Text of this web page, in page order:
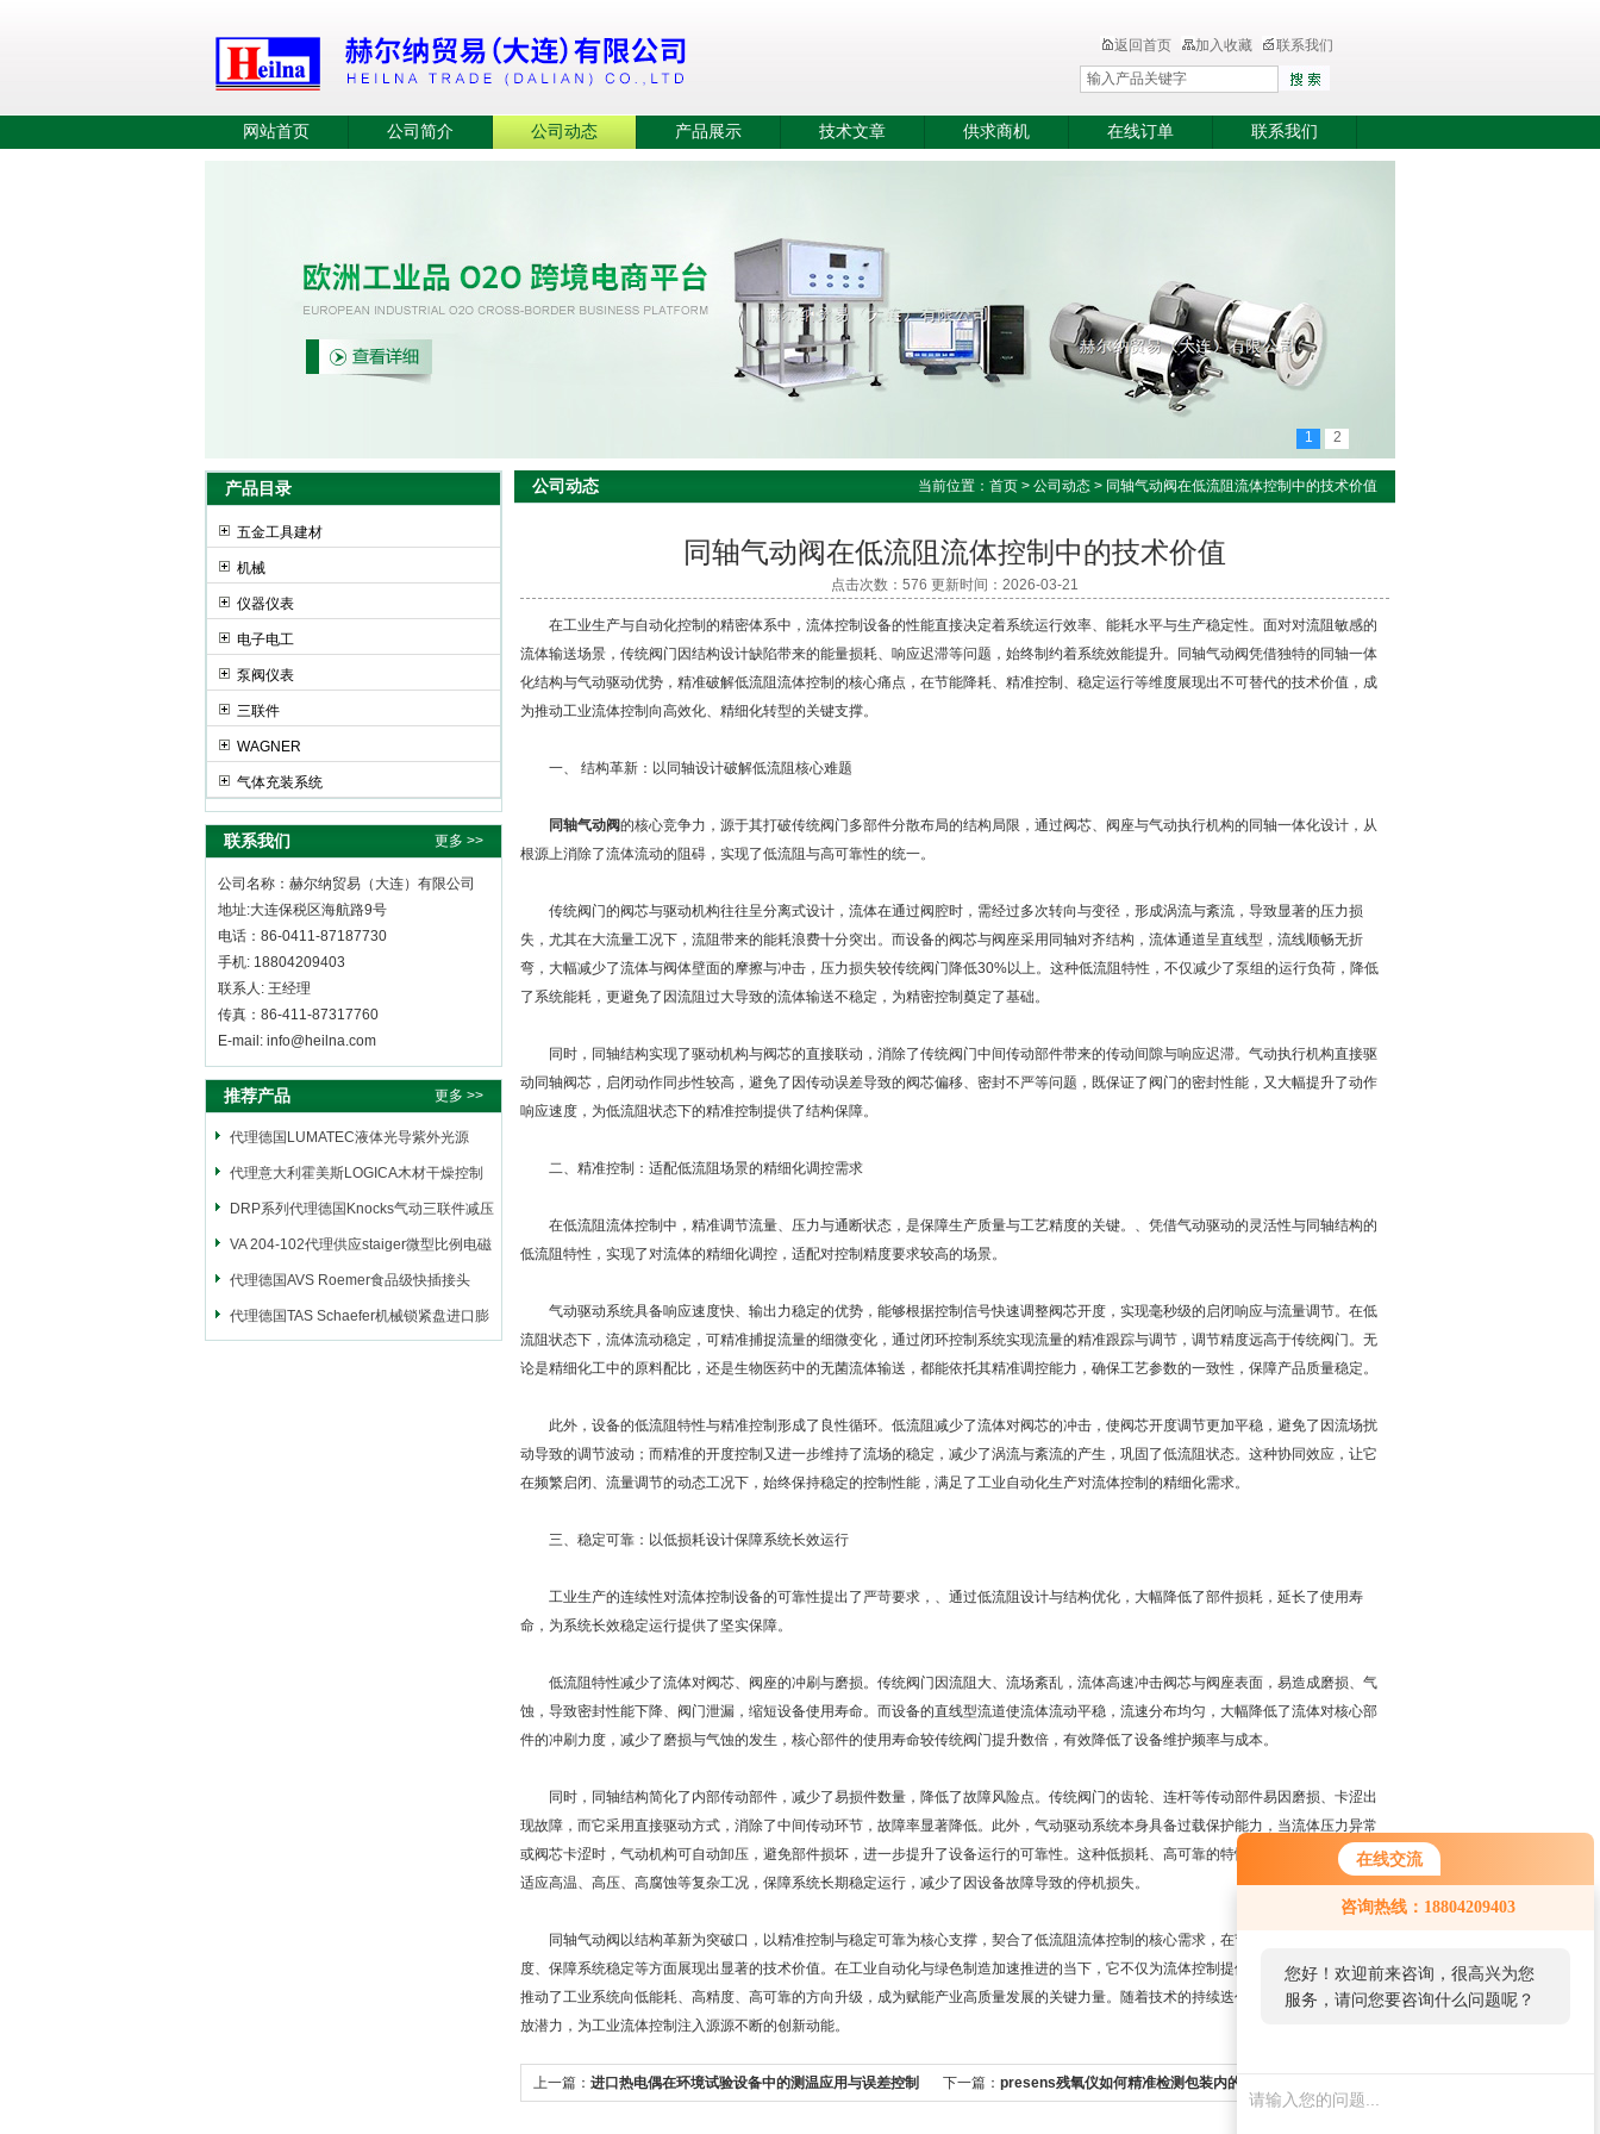
在线交流
咨询热线：18804209403
您好！欢迎前来咨询，很高兴为您
服务，请问您要咨询什么问题呢？
赫尔纳贸易（大连）有限公司
返回首页 加入收藏 联系我们
网站首页 公司简介 公司动态 产品展示 技术文章 供求商机 在线订单 联系我们
1 2
产品目录
五金工具建材
机械
仪器仪表
电子电工
泵阀仪表
三联件
WAGNER
气体充装系统
联系我们 更多 >>
公司名称：赫尔纳贸易（大连）有限公司
地址:大连保税区海航路9号
电话：86-0411-87187730
手机: 18804209403
联系人: 王经理
传真：86-411-87317760
E-mail: info@heilna.com
推荐产品 更多 >>
代理德国LUMATEC液体光导紫外光源
代理意大利霍美斯LOGICA木材干燥控制
仪
DRP系列代理德国Knocks气动三联件减压
阀
VA 204-102代理供应staiger微型比例电磁
阀
代理德国AVS Roemer食品级快插接头
代理德国TAS Schaefer机械锁紧盘进口膨
公司动态 当前位置： 首页 > 公司动态 > 同轴气动阀在低流阻流体控制中的技术价值
同轴气动阀在低流阻流体控制中的技术价值
点击次数：576 更新时间：2026-03-21
在工业生产与自动化控制的精密体系中，流体控制设备的性能直接决定着系统运行效率、能耗水平与生产稳定性。面对对流阻敏感的
流体输送场景，传统阀门因结构设计缺陷带来的能量损耗、响应迟滞等问题，始终制约着系统效能提升。同轴气动阀凭借独特的同轴一体
化结构与气动驱动优势，精准破解低流阻流体控制的核心痛点，在节能降耗、精准控制、稳定运行等维度展现出不可替代的技术价值，成
为推动工业流体控制向高效化、精细化转型的关键支撑。
一、 结构革新：以同轴设计破解低流阻核心难题
同轴气动阀的核心竞争力，源于其打破传统阀门多部件分散布局的结构局限，通过阀芯、阀座与气动执行机构的同轴一体化设计，从
根源上消除了流体流动的阻碍，实现了低流阻与高可靠性的统一。
传统阀门的阀芯与驱动机构往往呈分离式设计，流体在通过阀腔时，需经过多次转向与变径，形成涡流与紊流，导致显著的压力损
失，尤其在大流量工况下，流阻带来的能耗浪费十分突出。而设备的阀芯与阀座采用同轴对齐结构，流体通道呈直线型，流线顺畅无折
弯，大幅减少了流体与阀体壁面的摩擦与冲击，压力损失较传统阀门降低30%以上。这种低流阻特性，不仅减少了泵组的运行负荷，降低
了系统能耗，更避免了因流阻过大导致的流体输送不稳定，为精密控制奠定了基础。
同时，同轴结构实现了驱动机构与阀芯的直接联动，消除了传统阀门中间传动部件带来的传动间隙与响应迟滞。气动执行机构直接驱
动同轴阀芯，启闭动作同步性较高，避免了因传动误差导致的阀芯偏移、密封不严等问题，既保证了阀门的密封性能，又大幅提升了动作
响应速度，为低流阻状态下的精准控制提供了结构保障。
二、精准控制：适配低流阻场景的精细化调控需求
在低流阻流体控制中，精准调节流量、压力与通断状态，是保障生产质量与工艺精度的关键。、凭借气动驱动的灵活性与同轴结构的
低流阻特性，实现了对流体的精细化调控，适配对控制精度要求较高的场景。
气动驱动系统具备响应速度快、输出力稳定的优势，能够根据控制信号快速调整阀芯开度，实现毫秒级的启闭响应与流量调节。在低
流阻状态下，流体流动稳定，可精准捕捉流量的细微变化，通过闭环控制系统实现流量的精准跟踪与调节，调节精度远高于传统阀门。无
论是精细化工中的原料配比，还是生物医药中的无菌流体输送，都能依托其精准调控能力，确保工艺参数的一致性，保障产品质量稳定。
此外，设备的低流阻特性与精准控制形成了良性循环。低流阻减少了流体对阀芯的冲击，使阀芯开度调节更加平稳，避免了因流场扰
动导致的调节波动；而精准的开度控制又进一步维持了流场的稳定，减少了涡流与紊流的产生，巩固了低流阻状态。这种协同效应，让它
在频繁启闭、流量调节的动态工况下，始终保持稳定的控制性能，满足了工业自动化生产对流体控制的精细化需求。
三、稳定可靠：以低损耗设计保障系统长效运行
工业生产的连续性对流体控制设备的可靠性提出了严苛要求，、通过低流阻设计与结构优化，大幅降低了部件损耗，延长了使用寿
命，为系统长效稳定运行提供了坚实保障。
低流阻特性减少了流体对阀芯、阀座的冲刷与磨损。传统阀门因流阻大、流场紊乱，流体高速冲击阀芯与阀座表面，易造成磨损、气
蚀，导致密封性能下降、阀门泄漏，缩短设备使用寿命。而设备的直线型流道使流体流动平稳，流速分布均匀，大幅降低了流体对核心部
件的冲刷力度，减少了磨损与气蚀的发生，核心部件的使用寿命较传统阀门提升数倍，有效降低了设备维护频率与成本。
同时，同轴结构简化了内部传动部件，减少了易损件数量，降低了故障风险点。传统阀门的齿轮、连杆等传动部件易因磨损、卡涩出
现故障，而它采用直接驱动方式，消除了中间传动环节，故障率显著降低。此外，气动驱动系统本身具备过载保护能力，当流体压力异常
或阀芯卡涩时，气动机构可自动卸压，避免部件损坏，进一步提升了设备运行的可靠性。这种低损耗、高可靠的特性，让同轴气动阀能够
适应高温、高压、高腐蚀等复杂工况，保障系统长期稳定运行，减少了因设备故障导致的停机损失。
同轴气动阀以结构革新为突破口，以精准控制与稳定可靠为核心支撑，契合了低流阻流体控制的核心需求，在节能降耗、提升控制精
度、保障系统稳定等方面展现出显著的技术价值。在工业自动化与绿色制造加速推进的当下，它不仅为流体控制提供了高效解决方案，更
推动了工业系统向低能耗、高精度、高可靠的方向升级，成为赋能产业高质量发展的关键力量。随着技术的持续迭代，必将在更多领域释
放潜力，为工业流体控制注入源源不断的创新动能。
上一篇： 进口热电偶在环境试验设备中的测温应用与误差控制 下一篇： presens残氧仪如何精准检测包装内的氧气含量？